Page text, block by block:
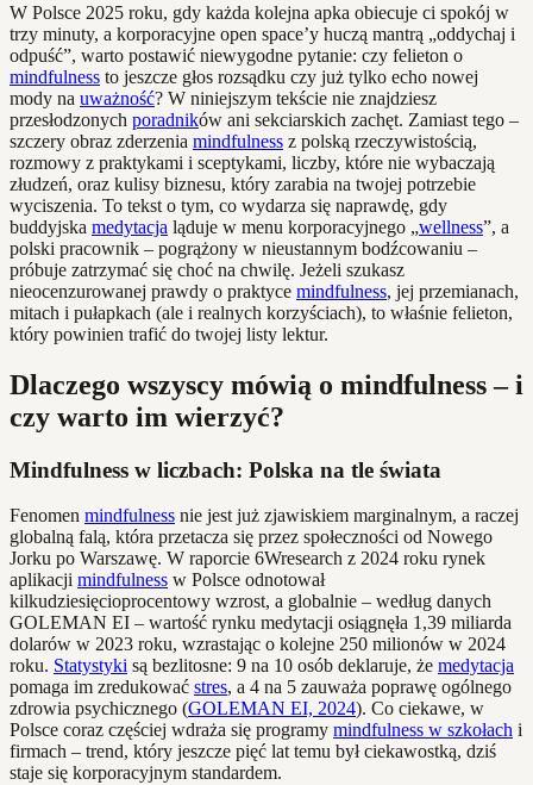
W Polsce 2025 roku, gdy każda kolejna apka obiecuje ci spokój w
trzy minuty, a korporacyjne open space’y huczą mantrą „oddychaj i
odpuść”, warto postawić niewygodne pytanie: czy felieton o
mindfulness to jeszcze głos rozsądku czy już tylko echo nowej
mody na uważność? W niniejszym tekście nie znajdziesz
przesłodzonych poradników ani sekciarskich zachęt. Zamiast tego –
szczery obraz zderzenia mindfulness z polską rzeczywistością,
rozmowy z praktykami i sceptykami, liczby, które nie wybaczają
złudzeń, oraz kulisy biznesu, który zarabia na twojej potrzebie
wyciszenia. To tekst o tym, co wydarza się naprawdę, gdy
buddyjska medytacja ląduje w menu korporacyjnego „wellness”, a
polski pracownik – pogrążony w nieustannym bodźcowaniu –
próbuje zatrzymać się choć na chwilę. Jeżeli szukasz
nieocenzurowanej prawdy o praktyce mindfulness, jej przemianach,
mitach i pułapkach (ale i realnych korzyściach), to właśnie felieton,
który powinien trafić do twojej listy lektur.
Dlaczego wszyscy mówią o mindfulness – i
czy warto im wierzyć?
Mindfulness w liczbach: Polska na tle świata
Fenomen mindfulness nie jest już zjawiskiem marginalnym, a raczej
globalną falą, która przetacza się przez społeczności od Nowego
Jorku po Warszawę. W raporcie 6Wresearch z 2024 roku rynek
aplikacji mindfulness w Polsce odnotował
kilkudziesięcioprocentowy wzrost, a globalnie – według danych
GOLEMAN EI – wartość rynku medytacji osiągnęła 1,39 miliarda
dolarów w 2023 roku, wzrastając o kolejne 250 milionów w 2024
roku. Statystyki są bezlitosne: 9 na 10 osób deklaruje, że medytacja
pomaga im zredukować stres, a 4 na 5 zauważa poprawę ogólnego
zdrowia psychicznego (GOLEMAN EI, 2024). Co ciekawe, w
Polsce coraz częściej wdraża się programy mindfulness w szkołach i
firmach – trend, który jeszcze pięć lat temu był ciekawostką, dziś
staje się korporacyjnym standardem.